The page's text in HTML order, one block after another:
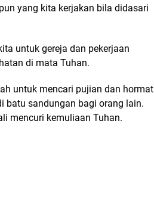
yang kita kerjakan bila didasari
untuk gereja dan pekerjaan
di mata Tuhan.
untuk mencari pujian dan hormat
batu sandungan bagi orang lain.
mencuri kemuliaan Tuhan.